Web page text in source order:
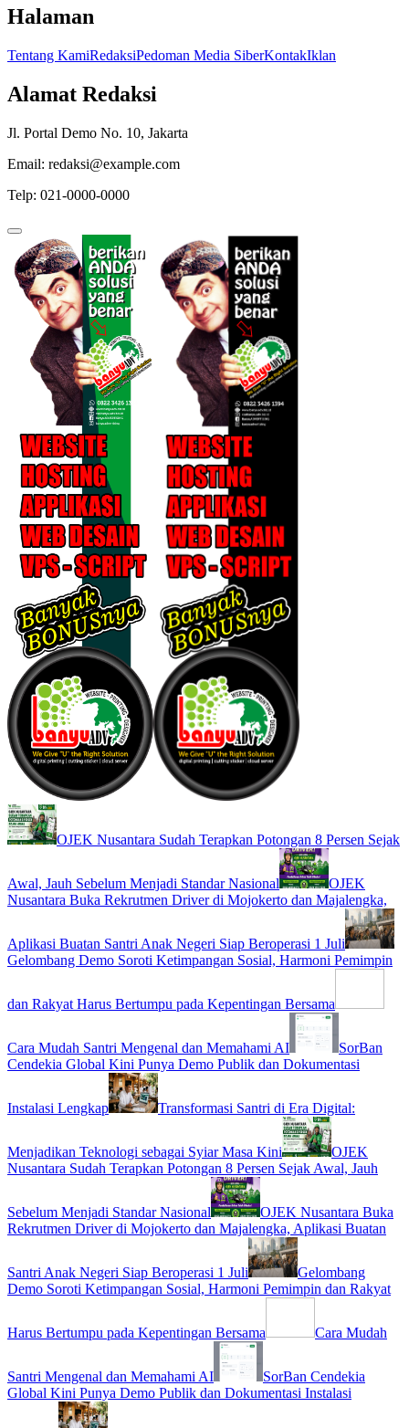
Halaman
Tentang KamiRedaksiPedoman Media SiberKontakIklan
Alamat Redaksi
Jl. Portal Demo No. 10, Jakarta
Email: redaksi@example.com
Telp: 021-0000-0000
OJEK Nusantara Sudah Terapkan Potongan 8 Persen Sejak
Awal, Jauh Sebelum Menjadi Standar Nasional
OJEK
Nusantara Buka Rekrutmen Driver di Mojokerto dan Majalengka,
Aplikasi Buatan Santri Anak Negeri Siap Beroperasi 1 Juli
Gelombang Demo Soroti Ketimpangan Sosial, Harmoni Pemimpin
dan Rakyat Harus Bertumpu pada Kepentingan Bersama
Cara Mudah Santri Mengenal dan Memahami AI
SorBan
Cendekia Global Kini Punya Demo Publik dan Dokumentasi
Instalasi Lengkap Transformasi Santri di Era Digital:
Menjadikan Teknologi sebagai Syiar Masa Kini
OJEK
Nusantara Sudah Terapkan Potongan 8 Persen Sejak Awal, Jauh
Sebelum Menjadi Standar Nasional
OJEK Nusantara Buka
Rekrutmen Driver di Mojokerto dan Majalengka, Aplikasi Buatan
Santri Anak Negeri Siap Beroperasi 1 Juli
Gelombang
Demo Soroti Ketimpangan Sosial, Harmoni Pemimpin dan Rakyat
Harus Bertumpu pada Kepentingan Bersama Cara Mudah
Santri Mengenal dan Memahami AI
SorBan Cendekia
Global Kini Punya Demo Publik dan Dokumentasi Instalasi